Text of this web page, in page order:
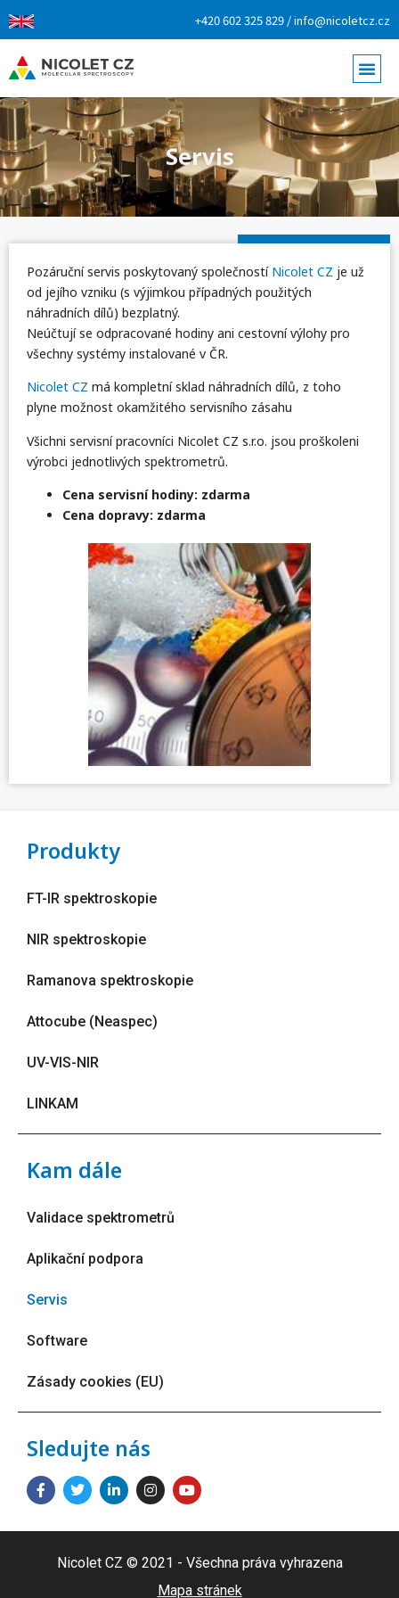
+420 602 325 829 / info@nicoletcz.cz
Servis
Pozáruční servis poskytovaný společností Nicolet CZ je už
od jejího vzniku (s výjimkou případných použitých
náhradních dílů) bezplatný.
Neúčtují se odpracované hodiny ani cestovní výlohy pro
všechny systémy instalované v ČR.
Nicolet CZ má kompletní sklad náhradních dílů, z toho
plyne možnost okamžitého servisního zásahu
Všichni servisní pracovníci Nicolet CZ s.r.o. jsou proškoleni
výrobci jednotlivých spektrometrů.
Cena servisní hodiny: zdarma
Cena dopravy: zdarma
Produkty
FT-IR spektroskopie
NIR spektroskopie
Ramanova spektroskopie
Attocube (Neaspec)
UV-VIS-NIR
LINKAM
Kam dále
Validace spektrometrů
Aplikační podpora
Servis
Software
Zásady cookies (EU)
Sledujte nás
Nicolet CZ © 2021 - Všechna práva vyhrazena
Mapa stránek